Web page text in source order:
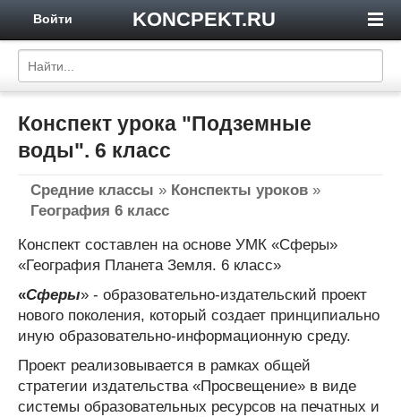
KONCPEKT.RU
Войти
Конспект урока "Подземные
воды". 6 класс
Средние классы » Конспекты уроков »
География 6 класс
Конспект составлен на основе УМК «Сферы»
«География Планета Земля. 6 класс»
«Сферы» - образовательно-издательский проект
нового поколения, который создает принципиально
иную образовательно-информационную среду.
Проект реализовывается в рамках общей
стратегии издательства «Просвещение» в виде
системы образовательных ресурсов на печатных и